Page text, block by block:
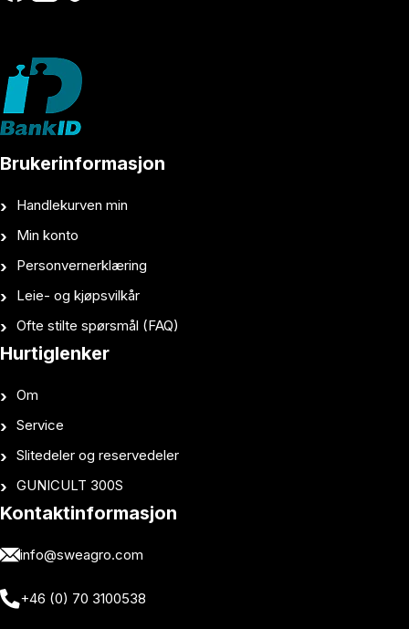
Brukerinformasjon
Handlekurven min
Min konto
Personvernerklæring
Leie- og kjøpsvilkår
Ofte stilte spørsmål (FAQ)
Hurtiglenker
Om
Service
Slitedeler og reservedeler
GUNICULT 300S
Kontaktinformasjon
info@sweagro.com
+46 (0) 70 3100538